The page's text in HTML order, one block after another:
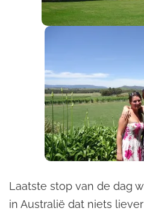
Laatste stop van de dag
in Australië dat niets